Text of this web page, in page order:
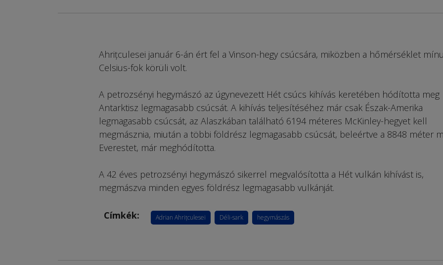
Ahrițculesei január 6-án ért fel a Vinson-hegy csúcsára, miközben a hőmérséklet
Celsius-fok körüli volt.
A petrozsényi hegymászó az úgynevezett Hét csúcs kihívás keretében hódította meg
Antarktisz legmagasabb csúcsát. A kihívás teljesítéséhez már csak Észak-Amerika
legmagasabb csúcsát, az Alaszkában található 6194 méteres McKinley-hegyet kell
megmásznia, miután a többi földrész legmagasabb csúcsát, beleértve a 8848 méter
Everestet, már meghódította.
A 42 éves petrozsényi hegymászó sikerrel megvalósította a Hét vulkán kihívást is,
megmászva minden egyes földrész legmagasabb vulkánját.
Címkék: Adrian Ahrițculesei Déli-sark hegymászás